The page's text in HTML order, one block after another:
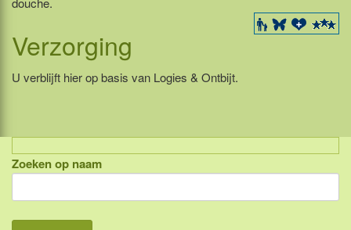
Verzorging
U verblijft hier op basis van Logies & Ontbijt.
Indonesië, eilandcombinaties
Bali
Zoeken op naam